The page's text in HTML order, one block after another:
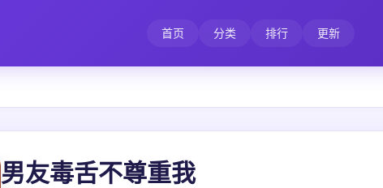
首页 分类 排行 更新
男友毒舌不尊重我